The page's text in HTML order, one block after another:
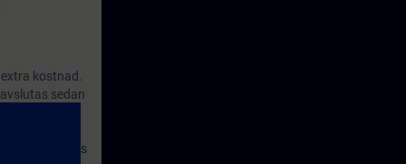
kostnad.
sedan
access